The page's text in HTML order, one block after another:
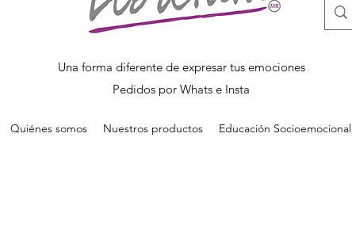
Una forma diferente de expresar tus emociones
Pedidos por Whats e Insta
Quiénes somos Nuestros productos Educación Socioemocional